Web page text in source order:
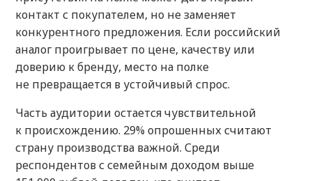
контакт с покупателем, но не заменяет
конкурентного предложения. Если российский
аналог проигрывает по цене, качеству или
доверию к бренду, место на полке
не превращается в устойчивый спрос.
Часть аудитории остается чувствительной
к происхождению. 29% опрошенных считают
страну производства важной. Среди
респондентов с семейным доходом выше